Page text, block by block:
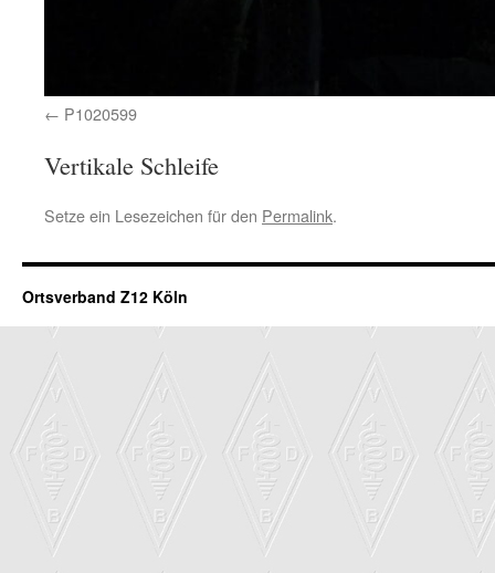
P1020599
Vertikale Schleife
Setze ein Lesezeichen für den Permalink.
Ortsverband Z12 Köln